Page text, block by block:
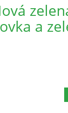
a